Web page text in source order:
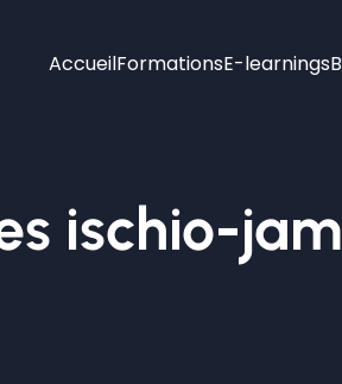
AccueilFormationsE-learnings
ischio-